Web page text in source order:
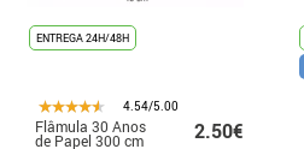
ENTREGA 24H/48H
4.54/5.00
Flâmula 30 Anos
de Papel 300 cm 2.50€